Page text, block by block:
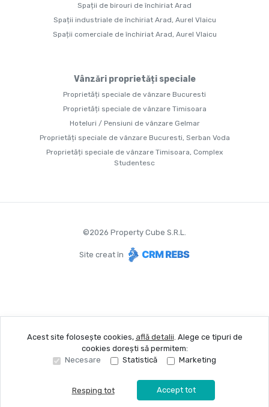
Spații de birouri de închiriat Arad
Spații industriale de închiriat Arad, Aurel Vlaicu
Spații comerciale de închiriat Arad, Aurel Vlaicu
Vânzări proprietăți speciale
Proprietăți speciale de vânzare Bucuresti
Proprietăți speciale de vânzare Timisoara
Hoteluri / Pensiuni de vânzare Gelmar
Proprietăți speciale de vânzare Bucuresti, Serban Voda
Proprietăți speciale de vânzare Timisoara, Complex
Studentesc
©2026 Property Cube S.R.L.
Site creat în
Acest site folosește cookies, află detalii. Alege ce tipuri de
cookies dorești să permitem:
Necesare
Statistică Marketing
Resping tot Accept tot